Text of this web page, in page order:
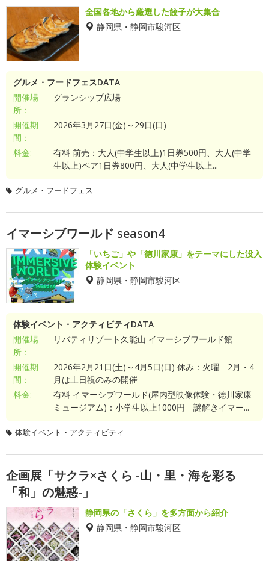
全国各地から厳選した餃子が大集合
静岡県・静岡市駿河区
グルメ・フードフェスDATA
開催場
所：
グランシップ広場
開催期
間：
2026年3月27日(金)～29日(日)
料金:
有料 前売：大人(中学生以上)1日券500円、大人(中学
生以上)ペア1日券800円、大人(中学生以上...
グルメ・フードフェス
イマーシブワールド season4
「いちご」や「徳川家康」をテーマにした没入
体験イベント
静岡県・静岡市駿河区
体験イベント・アクティビティDATA
開催場
所：
リバティリゾート久能山 イマーシブワールド館
開催期
間：
2026年2月21日(土)～4月5日(日) 休み：火曜 2月・4
月は土日祝のみの開催
料金:
有料 イマーシブワールド(屋内型映像体験・徳川家康
ミュージアム)：小学生以上1000円 謎解きイマー...
体験イベント・アクティビティ
企画展「サクラ×さくら -山・里・海を彩る
「和」の魅惑-」
静岡県の「さくら」を多方面から紹介
静岡県・静岡市駿河区